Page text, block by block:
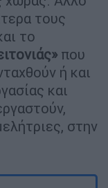
τους
το
που
ή και
και
στην